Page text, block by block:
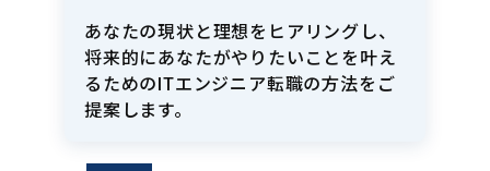
あなたの現状と理想をヒアリングし、
将来的にあなたがやりたいことを叶え
るためのITエンジニア転職の方法をご
提案します。